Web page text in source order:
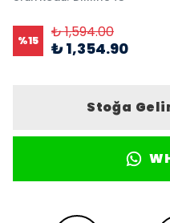
%15 ₺ 1,594.00
₺ 1,354.90
Stoğa